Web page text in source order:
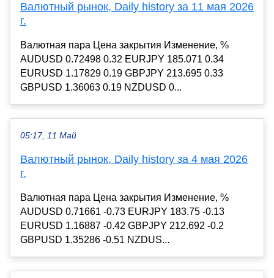
Валютный рынок, Daily history за 11 мая 2026
г.
Валютная пара Цена закрытия Изменение, %
AUDUSD 0.72498 0.32 EURJPY 185.071 0.34
EURUSD 1.17829 0.19 GBPJPY 213.695 0.33
GBPUSD 1.36063 0.19 NZDUSD 0...
05:17, 11 Май
Валютный рынок, Daily history за 4 мая 2026
г.
Валютная пара Цена закрытия Изменение, %
AUDUSD 0.71661 -0.73 EURJPY 183.75 -0.13
EURUSD 1.16887 -0.42 GBPJPY 212.692 -0.2
GBPUSD 1.35286 -0.51 NZDUS...